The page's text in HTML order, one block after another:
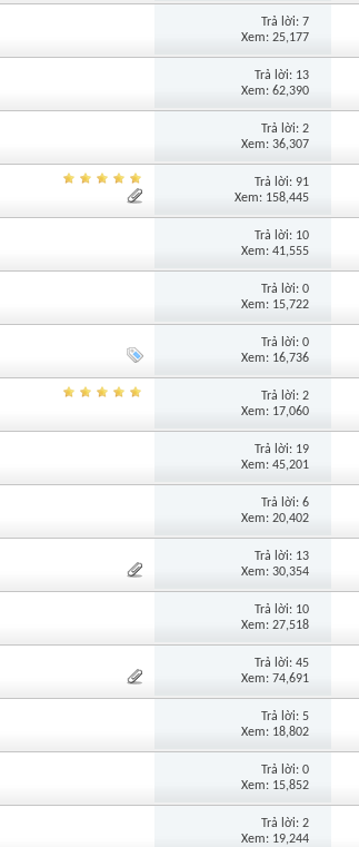
Trả lời: 7
Xem: 25,177
Trả lời: 13
Xem: 62,390
Trả lời: 2
Xem: 36,307
Trả lời: 91
Xem: 158,445
Trả lời: 10
Xem: 41,555
Trả lời: 0
Xem: 15,722
Trả lời: 0
Xem: 16,736
Trả lời: 2
Xem: 17,060
Trả lời: 19
Xem: 45,201
Trả lời: 6
Xem: 20,402
Trả lời: 13
Xem: 30,354
Trả lời: 10
Xem: 27,518
Trả lời: 45
Xem: 74,691
Trả lời: 5
Xem: 18,802
Trả lời: 0
Xem: 15,852
Trả lời: 2
Xem: 19,244